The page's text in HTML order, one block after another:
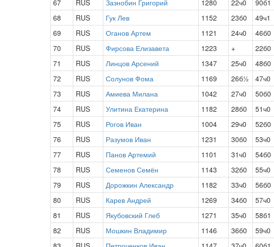
67
RUS Зазнобин Григорий 1280 22ч0 90б1
68
RUS Гук Лев 1152 23б0 49ч1
69
RUS Оганов Артем 1121 24ч0 46б0
70
RUS Фирсова Елизавета 1223 + 22б0
71
RUS Линцов Арсений 1347 25ч0 48б0
72
RUS Солунов Фома 1169 26б½ 47ч0
73
RUS Амиева Милана 1042 27ч0 50б0
74
RUS Улитина Екатерина 1182 28б0 51ч0
75
RUS Рогов Иван 1004 29ч0 52б0
76
RUS Разумов Иван 1231 30б0 53ч0
77
RUS Панов Артемий 1101 31ч0 54б0
78
RUS Семенов Семён 1143 32б0 55ч0
79
RUS Дорожкин Александр 1182 33ч0 56б0
80
RUS Карев Андрей 1269 34б0 57ч0
81
RUS Якубовский Глеб 1271 35ч0 58б1
82
RUS Мошкин Владимир 1146 36б0 59ч0